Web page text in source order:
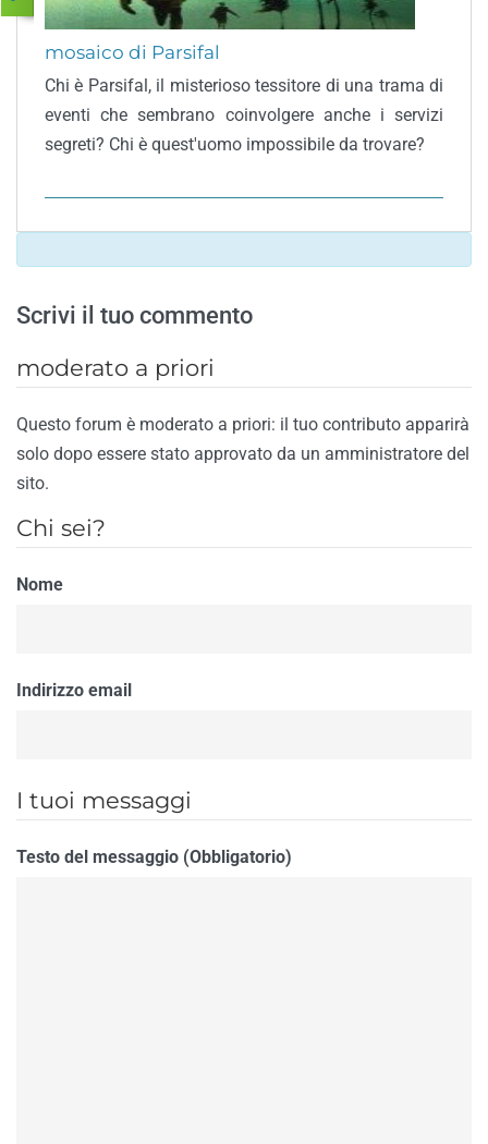
mosaico di Parsifal
Chi è Parsifal, il misterioso tessitore di una trama di
eventi che sembrano coinvolgere anche i servizi
segreti? Chi è quest'uomo impossibile da trovare?
Scrivi il tuo commento
moderato a priori
Questo forum è moderato a priori: il tuo contributo apparirà
solo dopo essere stato approvato da un amministratore del
sito.
Chi sei?
Nome
Indirizzo email
I tuoi messaggi
Testo del messaggio (Obbligatorio)